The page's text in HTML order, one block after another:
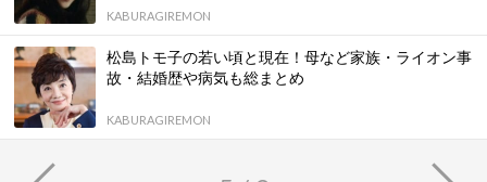
KABURAGIREMON
松島トモ子の若い頃と現在！母など家族・ライオン事
故・結婚歴や病気も総まとめ
KABURAGIREMON